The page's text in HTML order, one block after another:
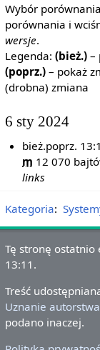
Wybór
porównania i
wersje.
Legenda: (bież.)–
(poprz.)– pokaż
(drobna) zmiana
6 sty 2024
bież.poprz.
m 12 070
links
Kategoria:
Tę stronę ostatnio
13:11.
Treść
Uznanie
podano inaczej.